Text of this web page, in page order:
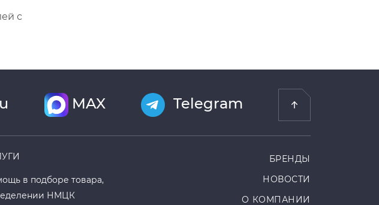
с
MAX Telegram
в подборе товара,
НМЦК
БРЕНДЫ
НОВОСТИ
О КОМПАНИИ